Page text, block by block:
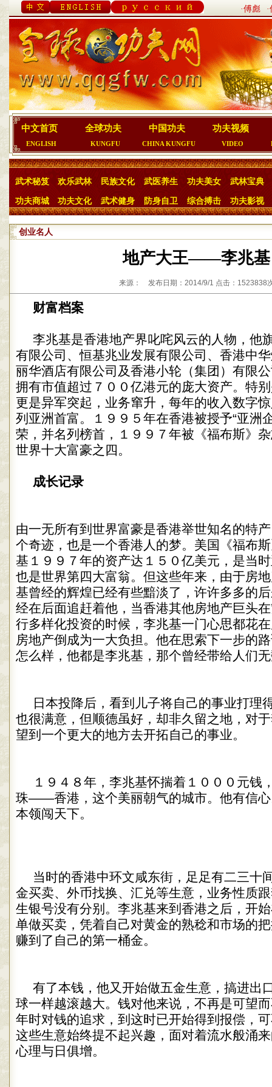
·傅彪
中文首页
ENGLISH
全球功夫
KUNGFU
中国功夫
CHINA KUNGFU
功夫视频
VIDEO
武术秘笈 欢乐武林 民族文化 武医养生 功夫美女 武林宝典
功夫商城 功夫文化 武术健身 防身自卫 综合搏击 功夫影视
创业名人
地产大王——李兆基
来源： 发布日期：2014/9/1 点击：1523838
财富档案
李兆基是香港地产界叱咤风云的人物，他
有限公司、恒基兆业发展有限公司、香港中
丽华酒店有限公司及香港小轮（集团）有限
拥有市值超过７００亿港元的庞大资产。特
更是异军突起，业务窜升，每年的收入数字
列亚洲首富。１９９５年在香港被授予“亚洲
荣，并名列榜首，１９９７年被《福布斯》
世界十大富豪之四。
成长记录
由一无所有到世界富豪是香港举世知名的特
个奇迹，也是一个香港人的梦。美国《福布
基１９９７年的资产达１５０亿美元，是当
也是世界第四大富翁。但这些年来，由于房
基曾经的辉煌已经有些黯淡了，许许多多的
经在后面追赶着他，当香港其他房地产巨头
行多样化投资的时候，李兆基一门心思都花
房地产倒成为一大负担。他在思索下一步的
怎么样，他都是李兆基，那个曾经带给人们
日本投降后，看到儿子将自己的事业打理
也很满意，但顺德虽好，却非久留之地，对
望到一个更大的地方去开拓自己的事业。
１９４８年，李兆基怀揣着１０００元钱
珠——香港，这个美丽朝气的城市。他有信
本领闯天下。
当时的香港中环文咸东街，足足有二三十
金买卖、外币找换、汇兑等生意，业务性质
生银号没有分别。李兆基来到香港之后，开
单做买卖，凭着自己对黄金的熟稔和市场的
赚到了自己的第一桶金。
有了本钱，他又开始做五金生意，搞进出
球一样越滚越大。钱对他来说，不再是可望
年时对钱的追求，到这时已开始得到报偿，
这些生意始终提不起兴趣，面对着流水般涌
心理与日俱增。